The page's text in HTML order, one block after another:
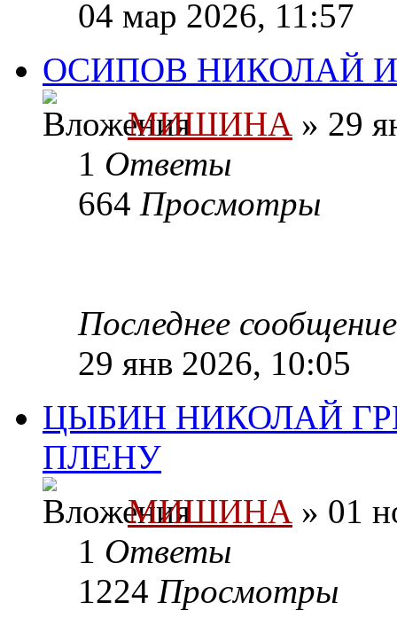
04 мар 2026, 11:57
ОСИПОВ НИКОЛАЙ
МИШИНА » 29
1 Ответы
664 Просмотры
Последнее
29 янв 2026, 10:05
ЦЫБИН НИКОЛАЙ
ПЛЕНУ
МИШИНА » 01
1 Ответы
1224 Просмотры